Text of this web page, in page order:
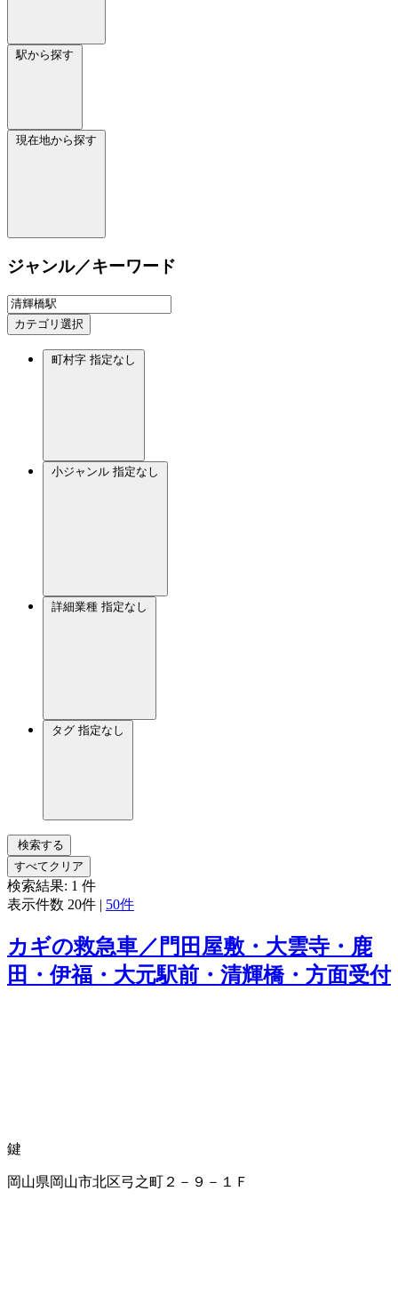
駅から探す
現在地から探す
ジャンル／キーワード
カテゴリ選択
町村字 指定なし
小ジャンル 指定なし
詳細業種 指定なし
タグ 指定なし
検索する
すべてクリア
検索結果: 1 件
表示件数 20件 | 50件
カギの救急車／門田屋敷・大雲寺・鹿
田・伊福・大元駅前・清輝橋・方面受付
鍵
岡山県岡山市北区弓之町２－９－１Ｆ